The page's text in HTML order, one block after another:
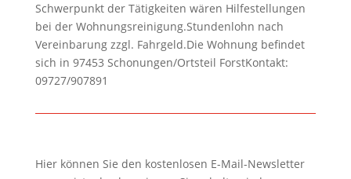
Schwerpunkt der Tätigkeiten wären Hilfestellungen
bei der Wohnungsreinigung.Stundenlohn nach
Vereinbarung zzgl. Fahrgeld.Die Wohnung befindet
sich in 97453 Schonungen/Ortsteil ForstKontakt:
09727/907891
Hier können Sie den kostenlosen E-Mail-Newsletter